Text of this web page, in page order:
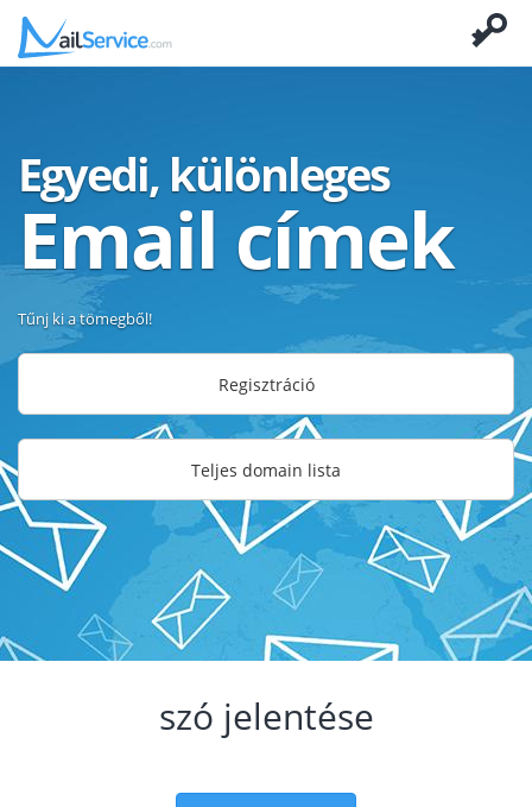
Egyedi, különleges
Email címek
Tűnj ki a tömegből!
Regisztráció
Teljes domain lista
szó jelentése